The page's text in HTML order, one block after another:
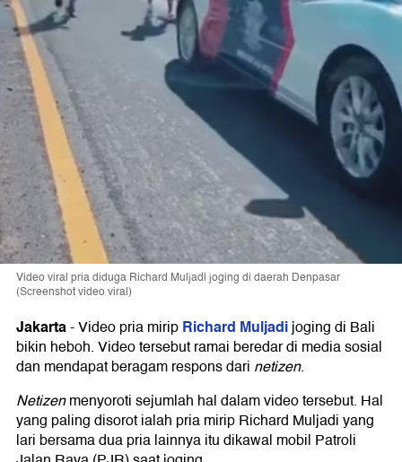
Video viral pria diduga Richard Muljadi joging di daerah Denpasar
(Screenshot video viral)
Jakarta-Video pria miripRichard Muljadijoging di Bali
bikin heboh. Video tersebut ramai beredar di media sosial
dan mendapat beragam respons dari netizen.
Netizenmenyoroti sejumlah hal dalam video tersebut. Hal
yang paling disorot ialah pria mirip Richard Muljadi yang
lari bersama dua pria lainnya itu dikawal mobil Patroli